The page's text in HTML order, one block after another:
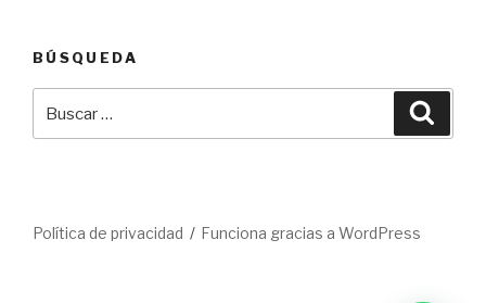
BÚSQUEDA
por:
Política de privacidad Funciona gracias a WordPress